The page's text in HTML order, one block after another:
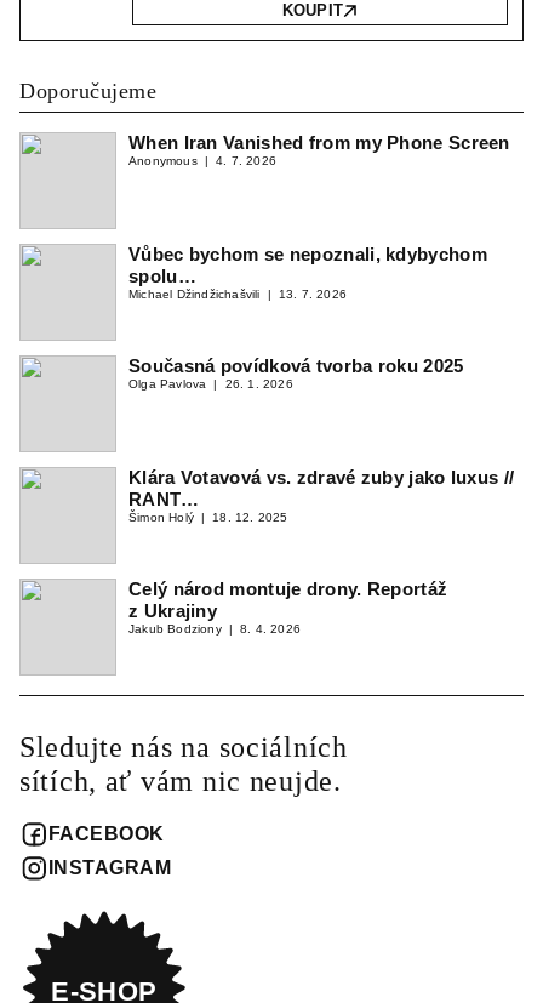
KOUPIT
Doporučujeme
When Iran Vanished from my Phone Screen
Anonymous 4. 7. 2026
Vůbec bychom se nepoznali, kdybychom
spolu…
Michael Džindžichašvili 13. 7. 2026
Současná povídková tvorba roku 2025
Olga Pavlova 26. 1. 2026
Klára Votavová vs. zdravé zuby jako luxus //
RANT…
Šimon Holý 18. 12. 2025
Celý národ montuje drony. Reportáž
z Ukrajiny
Jakub Bodziony 8. 4. 2026
Sledujte nás na sociálních
sítích, ať vám nic neujde.
FACEBOOK
INSTAGRAM
E-SHOP